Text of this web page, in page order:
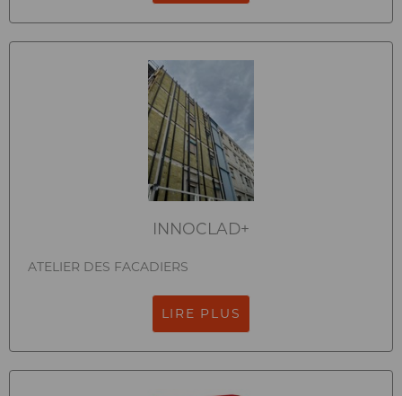
INNOCLAD+
ATELIER DES FACADIERS
LIRE PLUS